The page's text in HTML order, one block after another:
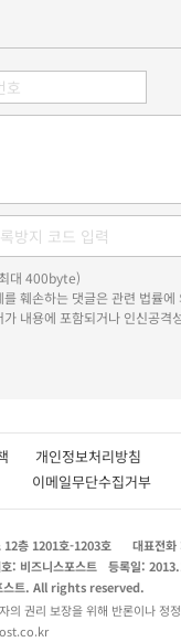
대 400byte)
훼손하는 댓글은 관련 법률
내용에 포함되거나 인신공격
책 개인정보처리방침
이메일무단수집거부
12층 1201호-1203호 대표전
: 비즈니스포스트 등록일:
스트. All rights reserved.
의 권리 보장을 위해 반론이나